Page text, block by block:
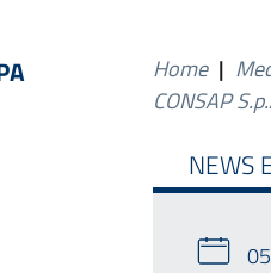
Home |
CONSAP
NEWS